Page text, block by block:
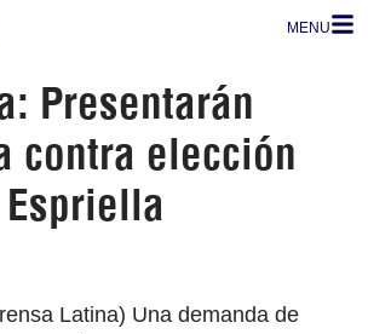
MENU
Presentarán
contra elección
Latina) Una demanda de